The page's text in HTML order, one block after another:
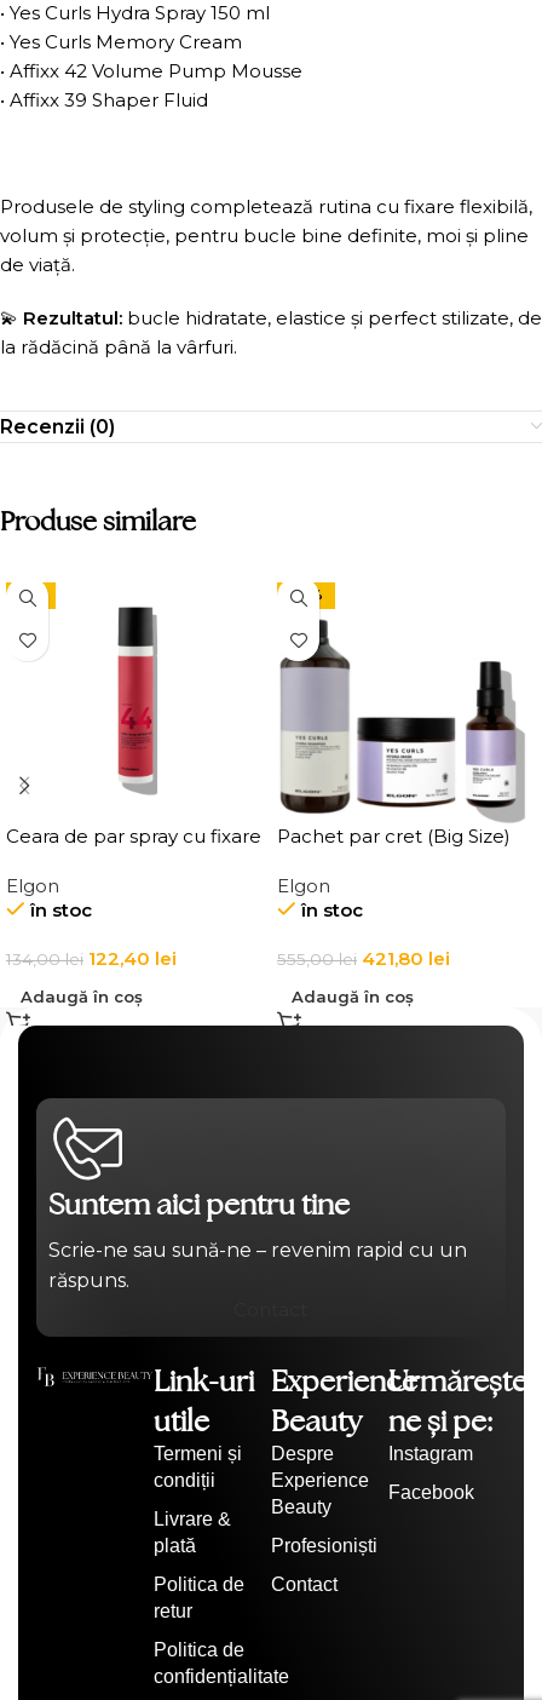
• Yes Curls Hydra Spray 150 ml
• Yes Curls Memory Cream
• Affixx 42 Volume Pump Mousse
• Affixx 39 Shaper Fluid
Produsele de styling completează rutina cu fixare flexibilă,
volum și protecție, pentru bucle bine definite, moi și pline
de viață.
💫 Rezultatul: bucle hidratate, elastice și perfect stilizate, de
la rădăcină până la vârfuri.
Recenzii (0)
Produse similare
-9%
Ceara de par spray cu fixare
Hold Spray Wax
Elgon
în stoc
134,00lei 122,40 lei
Adaugă în coș
-24%
Pachet par cret (Big Size)
Elgon
în stoc
555,00lei 421,80 lei
Adaugă în coș
Suntem aici pentru tine
Scrie-ne sau sună-ne – revenim rapid cu un
răspuns.
Link-uri
utile
Termeni și
condiții
Livrare &
plată
Politica de
retur
Politica de
confidențialitate
Experience
Beauty
Despre
Experience
Beauty
Profesioniști
Contact
Urmărește-
ne și pe:
Instagram
Facebook